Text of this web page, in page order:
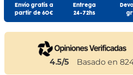
Envío gratis a
partir de 60€
Entrega
24-72hs
4.5/5 Basado en